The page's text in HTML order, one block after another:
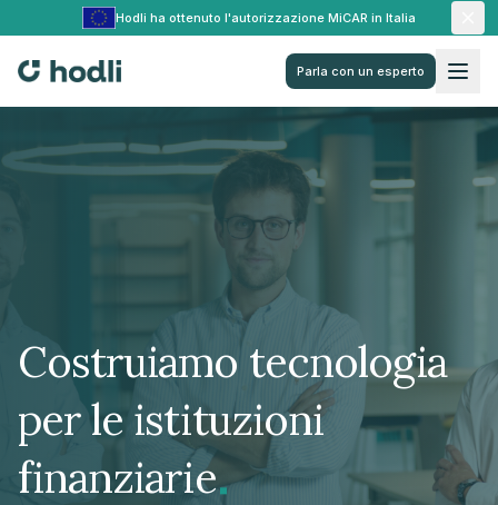
Hodli ha ottenuto l'autorizzazione MiCAR in Italia
Parla con un esperto
Costruiamo tecnologia
per le istituzioni
finanziarie.